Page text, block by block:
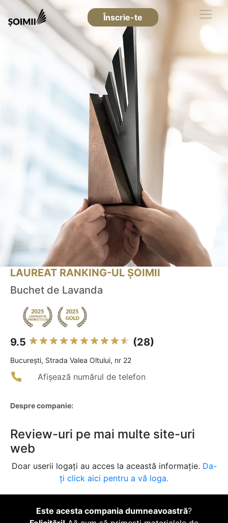
Înscrie-te
LAUREAT RANKING-UL ȘOIMII
Buchet de Lavanda
9.5 (28)
Bucureşti, Strada Valea Oltului, nr 22
Afișează numărul de telefon
Despre companie:
Review-uri pe mai multe site-uri
web
Doar userii logați au acces la această informație. Da-
ți click aici pentru a vă loga.
Este acesta compania dumneavoastră?